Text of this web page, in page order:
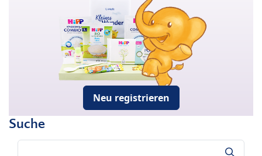
Neu registrieren
Suche